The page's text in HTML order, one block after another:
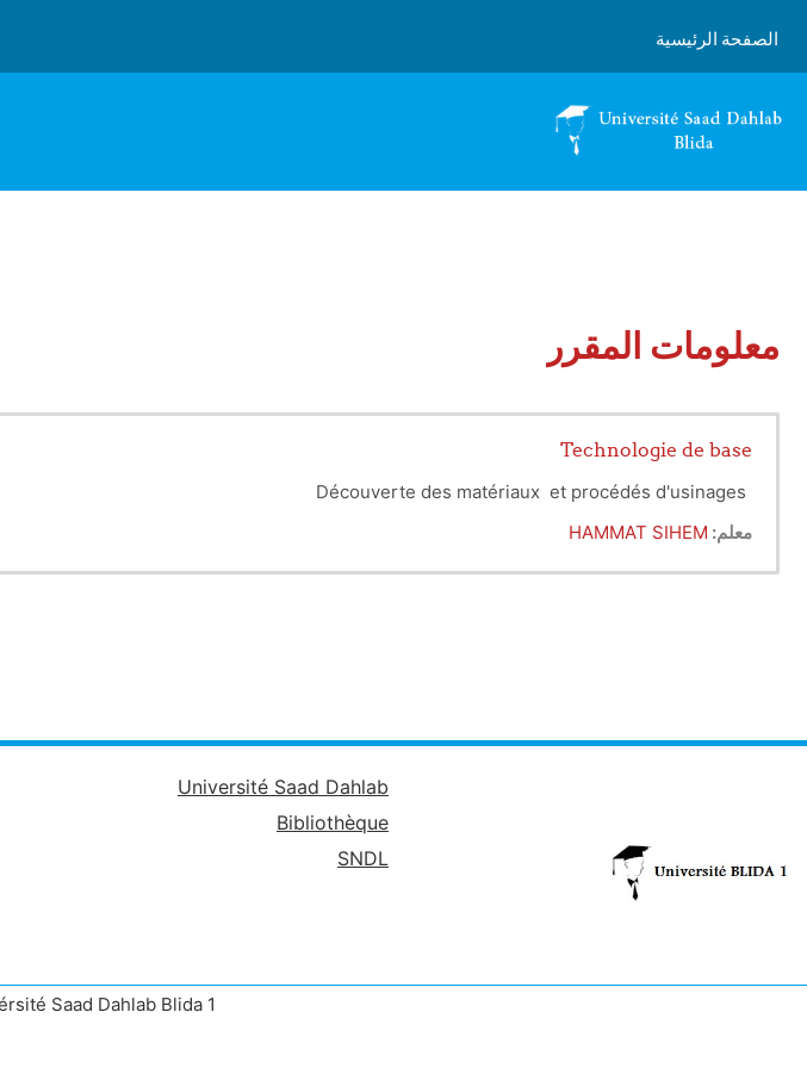
الصفحة الرئيسية
معلومات المقرر
Technologie de base
Découverte des matériaux et procédés d'usinages
معلم: HAMMAT SIHEM
Université Saad Dahlab
Bibliothèque
SNDL
Saad Dahlab Blida 1